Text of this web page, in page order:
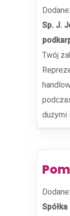
Dodane:
Sp. J.
Twój
dużymi
Dodane: